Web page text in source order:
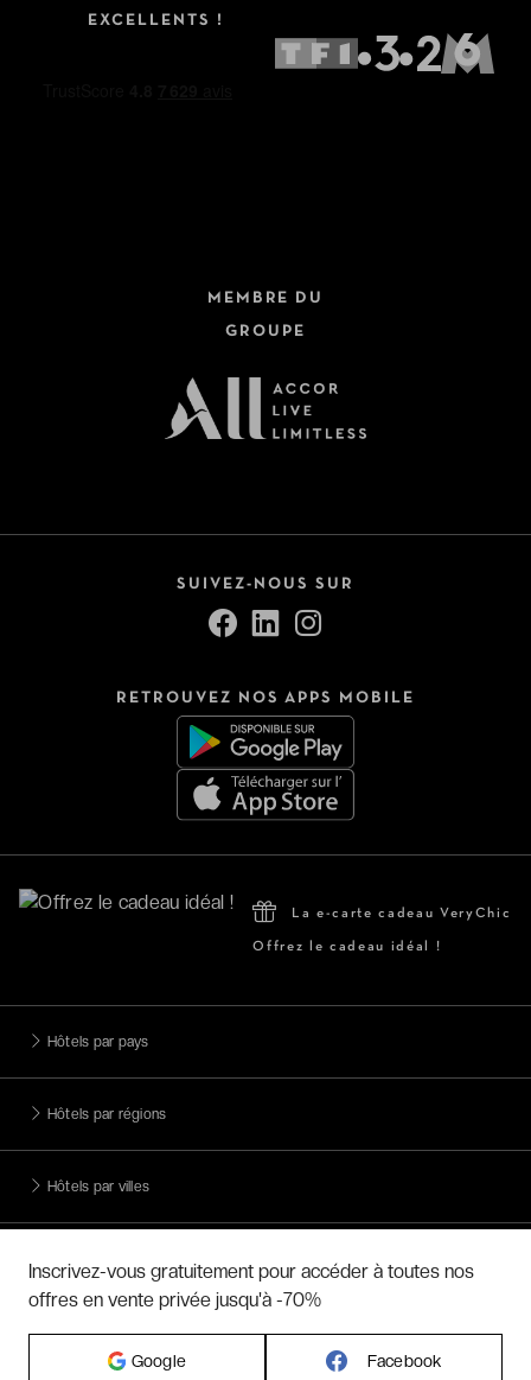
EXCELLENTS !
MEMBRE DU
GROUPE
SUIVEZ-NOUS SUR
RETROUVEZ NOS APPS MOBILE
La e-carte cadeau VeryChic
Offrez le cadeau idéal !
Hôtels par pays
Hôtels par régions
Hôtels par villes
Week-ends exclusifs
Inscrivez-vous gratuitement pour accéder à toutes nos
offres en vente privée jusqu'à -70%
Google Facebook